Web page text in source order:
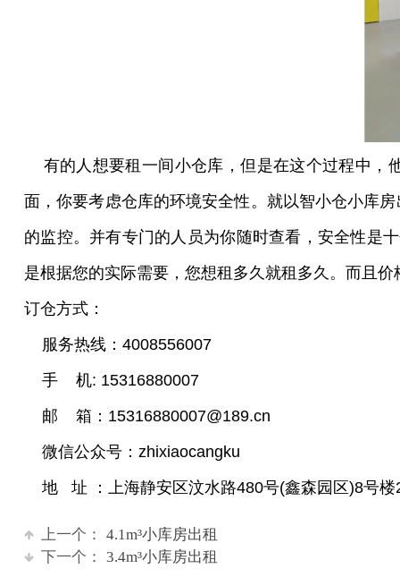
有的人想要租一间小仓库，但是在这个过程中，
面，你要考虑仓库的环境安全性。就以智小仓小库房
的监控。并有专门的人员为你随时查看，安全性是
是根据您的实际需要，您想租多久就租多久。而且
订仓方式：
服务热线：4008556007
手 机: 15316880007
邮 箱：15316880007@189.cn
微信公众号：zhixiaocangku
地 址 ：上海静安区汶水路480号(鑫森园区)8号楼
上一个：
4.1m³小库房出租
下一个：
3.4m³小库房出租